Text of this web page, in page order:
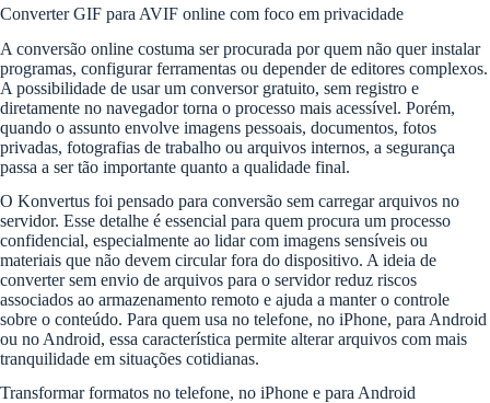
Converter GIF para AVIF online com foco em privacidade
A conversão online costuma ser procurada por quem não quer instalar
programas, configurar ferramentas ou depender de editores complexos.
A possibilidade de usar um conversor gratuito, sem registro e
diretamente no navegador torna o processo mais acessível. Porém,
quando o assunto envolve imagens pessoais, documentos, fotos
privadas, fotografias de trabalho ou arquivos internos, a segurança
passa a ser tão importante quanto a qualidade final.
O Konvertus foi pensado para conversão sem carregar arquivos no
servidor. Esse detalhe é essencial para quem procura um processo
confidencial, especialmente ao lidar com imagens sensíveis ou
materiais que não devem circular fora do dispositivo. A ideia de
converter sem envio de arquivos para o servidor reduz riscos
associados ao armazenamento remoto e ajuda a manter o controle
sobre o conteúdo. Para quem usa no telefone, no iPhone, para Android
ou no Android, essa característica permite alterar arquivos com mais
tranquilidade em situações cotidianas.
Transformar formatos no telefone, no iPhone e para Android